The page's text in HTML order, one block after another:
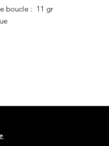
boucle : 11 gr